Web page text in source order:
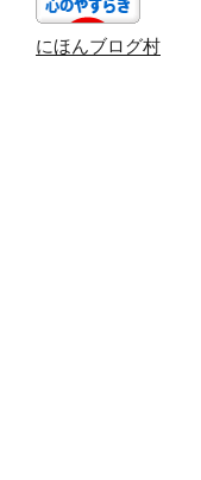
にほんブログ村